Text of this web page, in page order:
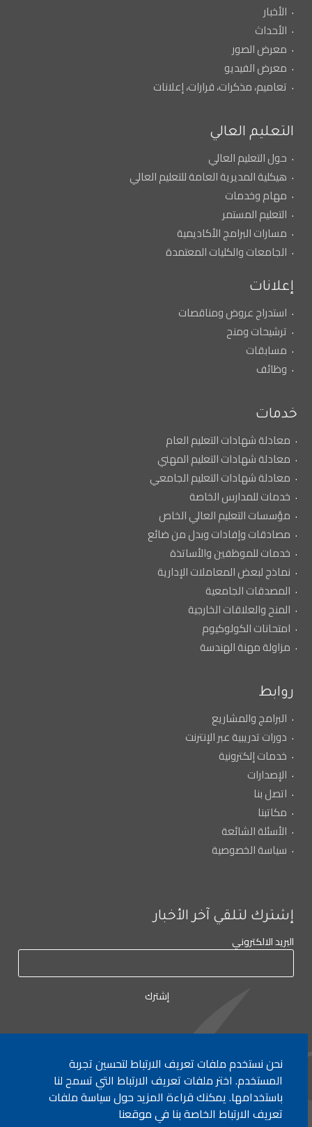
الأخبار
الأحداث
معرض الصور
معرض الفيديو
تعاميم، مذكرات، قرارات، إعلانات
التعليم العالي
حول التعليم العالي
هيكلية المديرية العامة للتعليم العالي
مهام وخدمات
التعليم المستمر
مسارات البرامج الأكاديمية
الجامعات والكليات المعتمدة
إعلانات
استدراج عروض ومناقصات
ترشيحات ومنح
مسابقات
وظائف
خدمات
معادلة شهادات التعليم العام
معادلة شهادات التعليم المهني
معادلة شهادات التعليم الجامعي
خدمات للمدارس الخاصة
مؤسسات التعليم العالي الخاص
مصادقات وإفادات وبدل من ضائع
خدمات للموظفين والأساتذة
نماذج لبعض المعاملات الإدارية
المصدقات الجامعية
المنح والعلاقات الخارجية
امتحانات الكولوكيوم
مزاولة مهنة الهندسة
روابط
البرامج والمشاريع
دورات تدريبية عبر الإنترنت
خدمات إلكترونية
الإصدارات
اتصل بنا
مكاتبنا
الأسئلة الشائعة
سياسة الخصوصية
إشترك لتلقي آخر الأخبار
البريد الالكتروني
لأي إستفسار الإتصال على:٠١/٧٧٢٠٠٠
جميع الحقوق محفوظة © 2026 , وزارة التربية والتعليم العالي، لبنان.
نحن نستخدم ملفات تعريف الارتباط لتحسين تجربة
المستخدم. اختر ملفات تعريف الارتباط التي تسمح لنا
باستخدامها. يمكنك قراءة المزيد حول سياسة ملفات
تعريف الارتباط الخاصة بنا في موقعنا